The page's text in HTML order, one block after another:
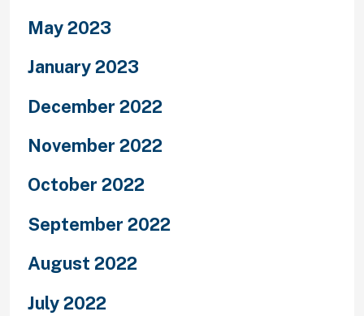
May 2023
January 2023
December 2022
November 2022
October 2022
September 2022
August 2022
July 2022